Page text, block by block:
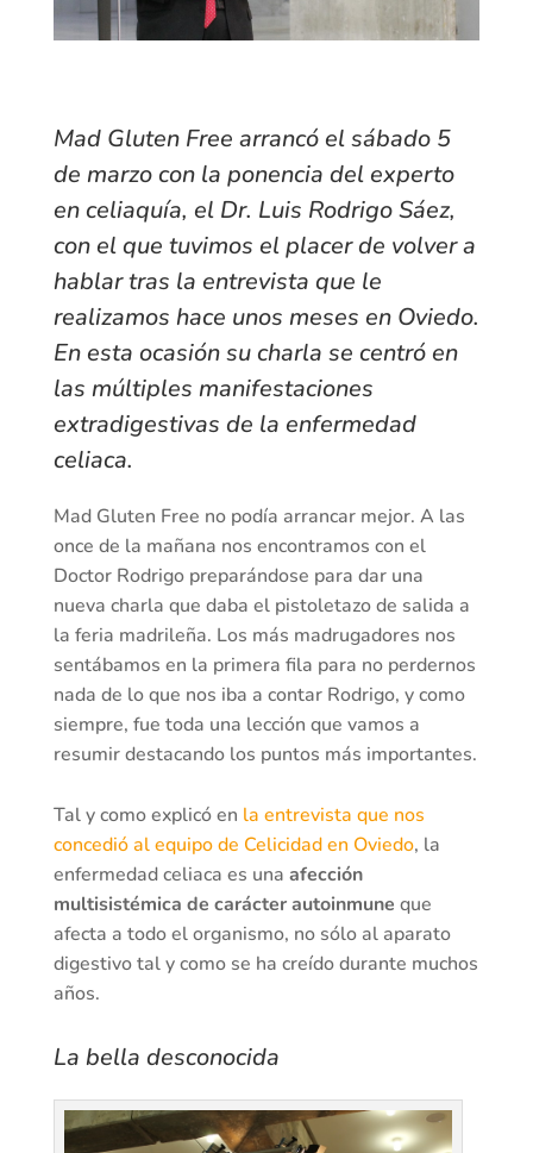
Mad Gluten Free arrancó el sábado 5
de marzo con la ponencia del experto
en celiaquía, el Dr. Luis Rodrigo Sáez,
con el que tuvimos el placer de volver a
hablar tras la entrevista que le
realizamos hace unos meses en Oviedo.
En esta ocasión su charla se centró en
las múltiples manifestaciones
extradigestivas de la enfermedad
celiaca.
Mad Gluten Free no podía arrancar mejor. A las
once de la mañana nos encontramos con el
Doctor Rodrigo preparándose para dar una
nueva charla que daba el pistoletazo de salida a
la feria madrileña. Los más madrugadores nos
sentábamos en la primera fila para no perdernos
nada de lo que nos iba a contar Rodrigo, y como
siempre, fue toda una lección que vamos a
resumir destacando los puntos más importantes.
Tal y como explicó en la entrevista que nos
concedió al equipo de Celicidad en Oviedo, la
enfermedad celiaca es una afección
multisistémica de carácter autoinmune que
afecta a todo el organismo, no sólo al aparato
digestivo tal y como se ha creído durante muchos
años.
La bella desconocida